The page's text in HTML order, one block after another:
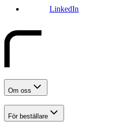
LinkedIn
Om oss
För beställare